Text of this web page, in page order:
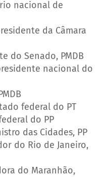
nacional de
da Câmara
do Senado, PMDB
nacional do
federal do PT
do PP
das Cidades, PP
do Rio de Janeiro,
do Maranhão,